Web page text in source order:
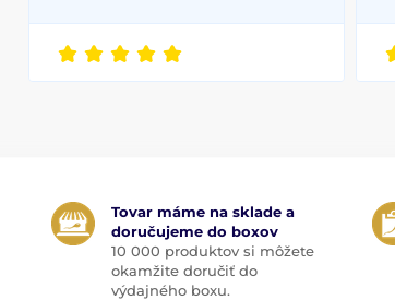
Tovar máme na sklade a
doručujeme do boxov
10 000 produktov si môžete
okamžite doručiť do
výdajného boxu.